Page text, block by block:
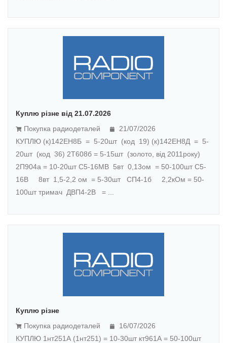
Куплю різне від 21.07.2026
Покупка радиодеталей
21/07/2026
КУПЛЮ (к)142ЕН8Б = 5-20шт (код 19) (к)142ЕН8Д = 5-
20шт (код 36) 2Т608б = 5-15шт (золото, від 2011року)
2П904а = 10-20шт С5-16МВ 5вт 0,13ом = 50-100шт С5-
16В 8вт 1,5-2,2 ом = 5-30шт СП4-1б 2,2кОм = 50-
100шт тримач ДВП4-2В = ...
Куплю різне
Покупка радиодеталей
16/07/2026
КУПЛЮ 1нт251А (1нт251) = 10-30шт кт961А = 50-100шт